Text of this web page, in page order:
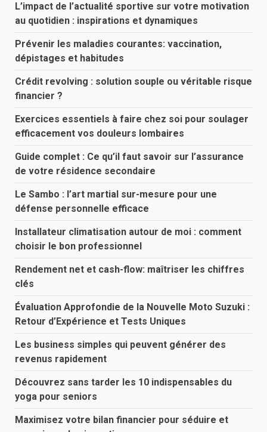
L’impact de l’actualité sportive sur votre motivation
au quotidien : inspirations et dynamiques
Prévenir les maladies courantes: vaccination,
dépistages et habitudes
Crédit revolving : solution souple ou véritable risque
financier ?
Exercices essentiels à faire chez soi pour soulager
efficacement vos douleurs lombaires
Guide complet : Ce qu’il faut savoir sur l’assurance
de votre résidence secondaire
Le Sambo : l’art martial sur-mesure pour une
défense personnelle efficace
Installateur climatisation autour de moi : comment
choisir le bon professionnel
Rendement net et cash-flow: maîtriser les chiffres
clés
Évaluation Approfondie de la Nouvelle Moto Suzuki :
Retour d’Expérience et Tests Uniques
Les business simples qui peuvent générer des
revenus rapidement
Découvrez sans tarder les 10 indispensables du
yoga pour seniors
Maximisez votre bilan financier pour séduire et